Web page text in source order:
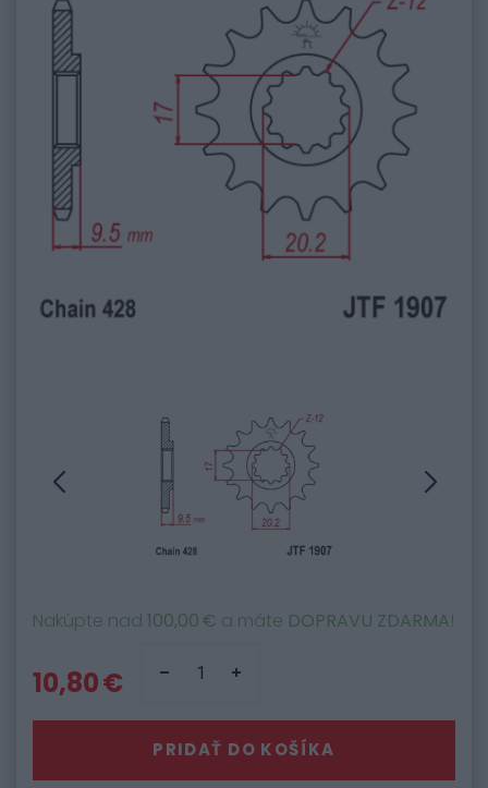
Nakúpte nad 100,00 € a máte DOPRAVU ZDARMA!
10,80 €
PRIDAŤ DO KOŠÍKA